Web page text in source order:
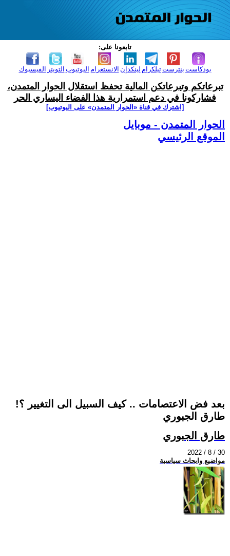
تابعونا على:
الفيسبوك التويتر اليوتيوب الانستغرام لينكدإن تيلكرامبنترست بودكاست
تبرعاتكم وتبرعاتكن المالية تحفظ استقلال الحوار المتمدن،
فشاركونا في دعم استمرارية هذا الفضاء اليساري الحر
[اشترك في قناة ‫«الحوار المتمدن» على اليوتيوب]
الحوار المتمدن - موبايل
الموقع الرئيسي
بعد فض الاعتصامات .. كيف السبيل الى التغيير ؟!
طارق الجبوري
طارق الجبوري
2022 / 8 / 30
مواضيع وابحاث سياسية